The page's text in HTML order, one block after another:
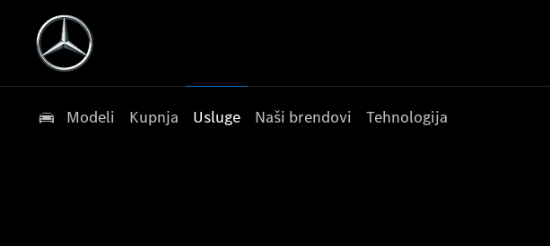
Modeli Kupnja Usluge Naši brendovi Tehnologija